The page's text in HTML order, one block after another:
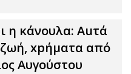
η κάνουλα: Αuτά
xpήματα από
Αυγούστου